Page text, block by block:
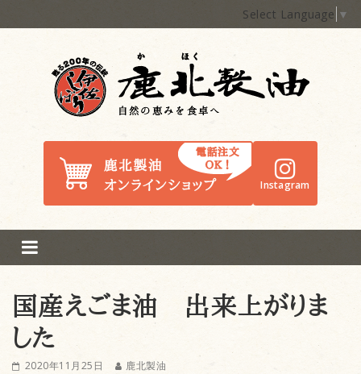
Select Language ▼
Instagram
国産えごま油 出来上がりま
した
2020年11月25日 鹿北製油